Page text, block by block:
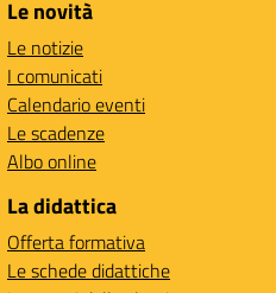
Le novità
Le notizie
I comunicati
Calendario eventi
Le scadenze
Albo online
La didattica
Offerta formativa
Le schede didattiche